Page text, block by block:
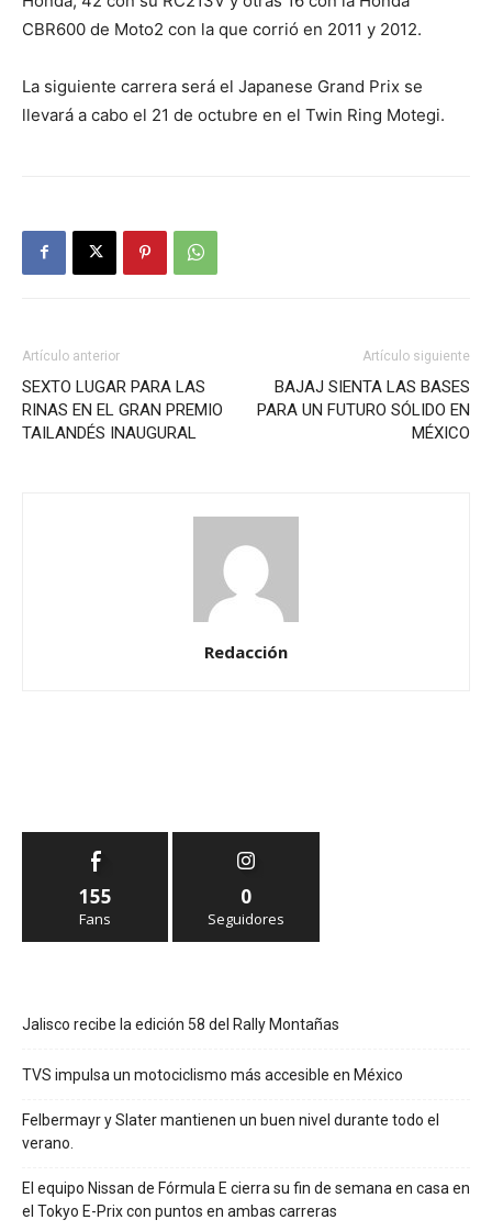
CBR600 de Moto2 con la que corrió en 2011 y 2012.
La siguiente carrera será el Japanese Grand Prix se
llevará a cabo el 21 de octubre en el Twin Ring Motegi.
Artículo anterior
SEXTO LUGAR PARA LAS
RINAS EN EL GRAN PREMIO
TAILANDÉS INAUGURAL
Artículo siguiente
BAJAJ SIENTA LAS BASES
PARA UN FUTURO SÓLIDO EN
MÉXICO
Redacción
155
Fans
0
Seguidores
Jalisco recibe la edición 58 del Rally Montañas
TVS impulsa un motociclismo más accesible en México
Felbermayr y Slater mantienen un buen nivel durante todo el
verano.
El equipo Nissan de Fórmula E cierra su fin de semana en casa en
el Tokyo E-Prix con puntos en ambas carreras